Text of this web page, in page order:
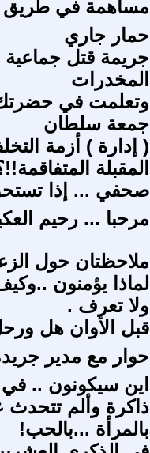
مساهمة في طريق
حمار جاري
جريمة قتل جماعية
المخدرات
وتعلمت في
جمعة سلطان
( إدارة ) أزمة
المقبلة
صحفي ... إذا
مرحبا ... رحيم
ملاحظتان حول
ولا تعرف .
قبل الأوان هل
حوار مع مدير
اين سيكونون .. في
ذاكرة وألم
بالمرأة ...بالحب!